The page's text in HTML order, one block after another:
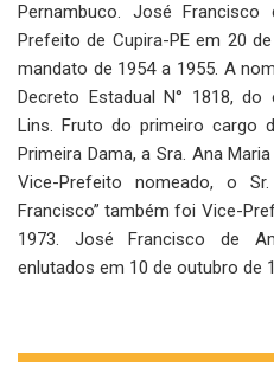
Pernambuco. José
Prefeito de Cupira-PE em 20
mandato de 1954 a 1955. A
Decreto Estadual N° 1818, do
Lins. Fruto do primeiro cargo
Primeira Dama, a Sra. Ana
Vice-Prefeito nomeado, o
Francisco” também foi Vice-
1973. José Francisco de
enlutados em 10 de outubro de